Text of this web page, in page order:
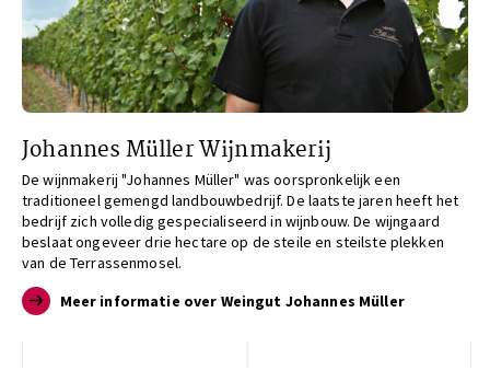
Johannes Müller Wijnmakerij
De wijnmakerij "Johannes Müller" was oorspronkelijk een
traditioneel gemengd landbouwbedrijf. De laatste jaren heeft het
bedrijf zich volledig gespecialiseerd in wijnbouw. De wijngaard
beslaat ongeveer drie hectare op de steile en steilste plekken
van de Terrassenmosel.
Meer informatie over Weingut Johannes Müller